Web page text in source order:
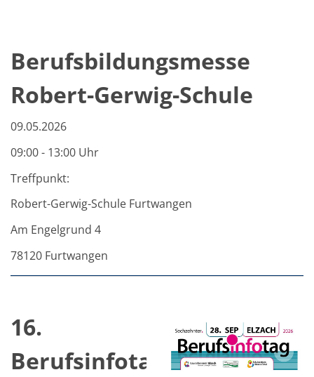
Berufsbildungsmesse
Robert-Gerwig-Schule
09.05.2026
09:00 - 13:00 Uhr
Treffpunkt:
Robert-Gerwig-Schule Furtwangen
Am Engelgrund 4
78120 Furtwangen
16.
Berufsinfotag